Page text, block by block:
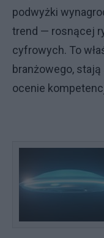
podwyżki
trend — rosnącej
cyfrowych. To
branżowego,
ocenie